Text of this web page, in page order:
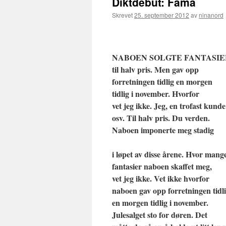
Skrevet25. september 2012 av ninanord
NABOEN SOLGTE
til halv pris. Men gav opp
forretningen tidlig en morgen
tidlig i november. Hvorfor
vet jeg ikke. Jeg, en trofast kunde
osv. Til halv pris. Du verden.
Naboen imponerte meg stadig
i løpet av disse årene. Hvor
fantasier naboen skaffet meg,
vet jeg ikke. Vet ikke hvorfor
naboen gav opp forretningen
en morgen tidlig i november.
Julesalget sto for døren. Det